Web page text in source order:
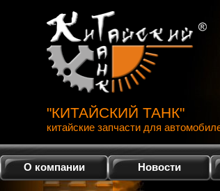
"КИТАЙСКИЙ ТАНК"
китайские запчасти для
О компании Новости